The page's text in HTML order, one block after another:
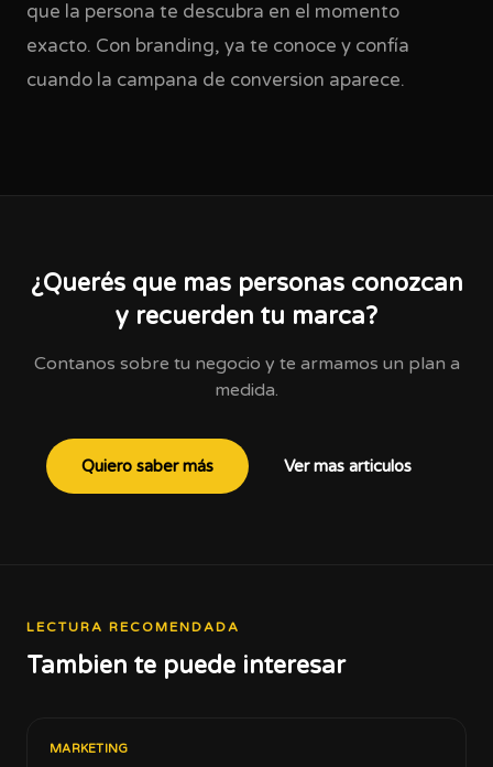
que la persona te descubra en el momento
exacto. Con branding, ya te conoce y confía
cuando la campana de conversion aparece.
¿Querés que mas personas conozcan
y recuerden tu marca?
Contanos sobre tu negocio y te armamos un plan a
medida.
Quiero saber más Ver mas articulos
LECTURA RECOMENDADA
Tambien te puede interesar
MARKETING